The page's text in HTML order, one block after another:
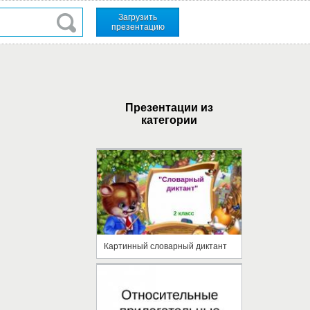
Загрузить
презентацию
Презентации из
категории
Картинный словарный диктант